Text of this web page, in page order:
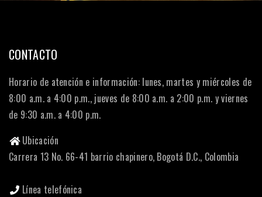
CONTACTO
Horario de atención e información: lunes, martes y miércoles de
8:00 a.m. a 4:00 p.m., jueves de 8:00 a.m. a 2:00 p.m. y viernes
de 9:30 a.m. a 4:00 p.m.
Ubicación
Carrera 13 No. 66-41 barrio chapinero, Bogotá D.C., Colombia
Línea telefónica